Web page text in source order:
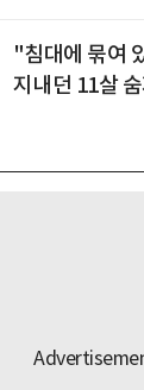
"침대에 묶여
지내던 11살 숨